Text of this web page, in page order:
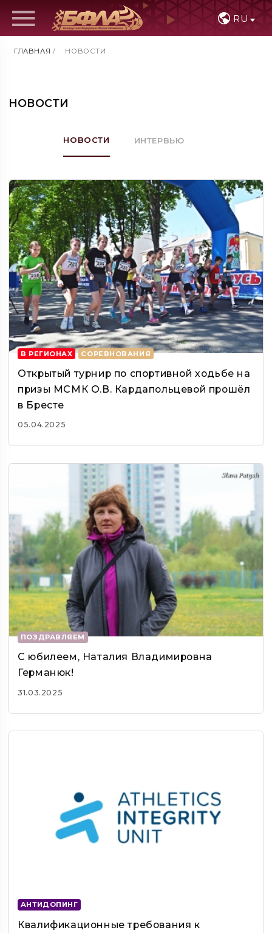
RU
ГЛАВНАЯ / НОВОСТИ
НОВОСТИ
НОВОСТИ ИНТЕРВЬЮ
В РЕГИОНАХ СОРЕВНОВАНИЯ
Открытый турнир по спортивной ходьбе на
призы МСМК О.В. Кардапольцевой прошёл
в Бресте
05.04.2025
ПОЗДРАВЛЯЕМ
С юбилеем, Наталия Владимировна
Германюк!
31.03.2025
АНТИДОПИНГ
Квалификационные требования к